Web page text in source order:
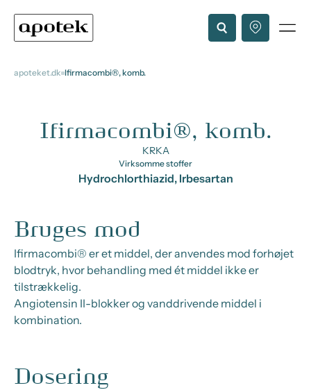
apoteket.dk Ifirmacombi®, komb.
Ifirmacombi®, komb.
KRKA
Virksomme stoffer
Hydrochlorthiazid, Irbesartan
Bruges mod
Ifirmacombi® er et middel, der anvendes mod forhøjet
blodtryk, hvor behandling med ét middel ikke er
tilstrækkelig.
Angiotensin II-blokker og vanddrivende middel i
kombination.
Dosering